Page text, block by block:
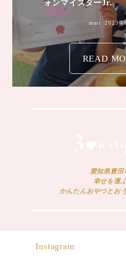
mari 2023
愛知県豊田
幸せを運
かんたんおやつとお
Instagram